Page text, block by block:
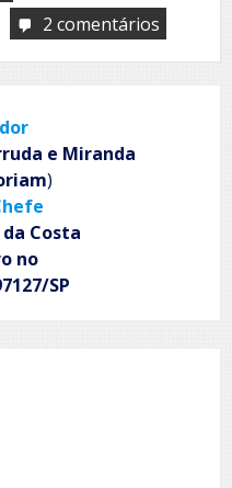
2 comentários
bichos
e Miranda
)
Costa
no
SP